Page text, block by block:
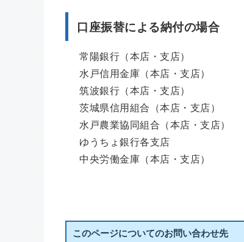
口座振替による納付の場合
常陽銀行（本店・支店）
水戸信用金庫（本店・支店）
筑波銀行（本店・支店）
茨城県信用組合（本店・支店）
水戸農業協同組合（本店・支店）
ゆうちょ銀行各支店
中央労働金庫（本店・支店）
このページについてのお問い合わせ先